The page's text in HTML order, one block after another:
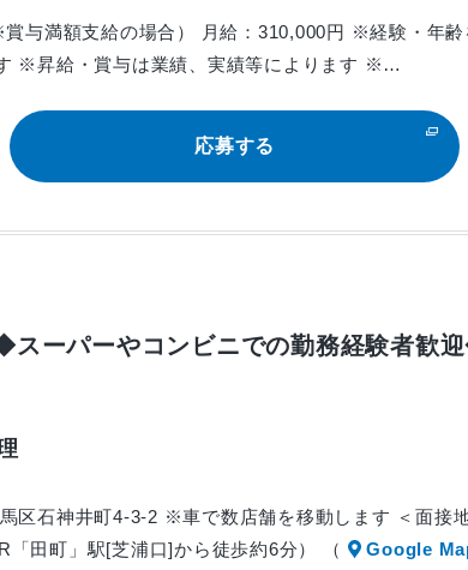
与満額支給の場合） 月給：310,000円 ※経験・年齢
※昇給・賞与は業績、実績等によります ※…
応募する
ーパーやコンビニでの勤務経験者歓
区石神井町4-3-2 ※車で数店舗を移動します ＜面接
「田町」駅[芝浦口]から徒歩約6分） （
Google